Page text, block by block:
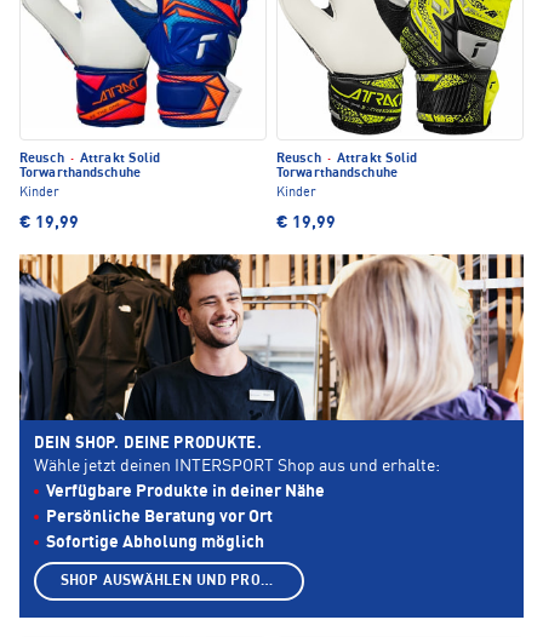
Reusch · Attrakt Solid
Torwarthandschuhe
Kinder
€ 19,99
Reusch · Attrakt Solid
Torwarthandschuhe
Kinder
€ 19,99
DEIN SHOP. DEINE PRODUKTE.
Wähle jetzt deinen INTERSPORT Shop aus und erhalte:
Verfügbare Produkte in deiner Nähe
Persönliche Beratung vor Ort
Sofortige Abholung möglich
SHOP AUSWÄHLEN UND PRODUKTE ANZEIGEN